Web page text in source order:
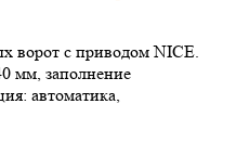
ворот с приводом NICE.
мм, заполнение
автоматика,